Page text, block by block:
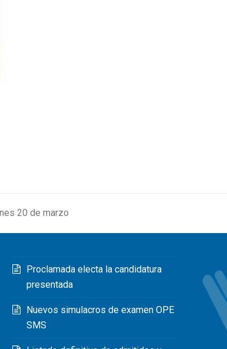
20 de marzo
Proclamada electa la candidatura
presentada
Nuevos simulacros de examen OPE
SMS